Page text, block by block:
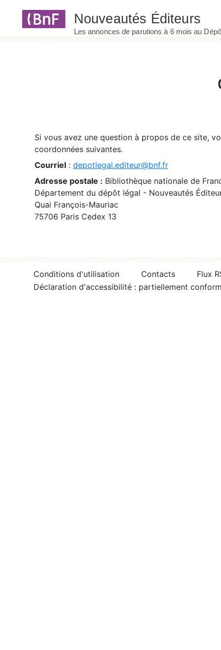
Si vous avez une question à propos de ce site,
coordonnées suivantes.
Courriel : depotlegal.editeur@bnf.fr
Adresse postale : Bibliothèque nationale de
Département du dépôt légal - Nouveautés
Quai François-Mauriac
75706 Paris Cedex 13
Conditions d'utilisation Contacts
Flux
Déclaration d'accessibilité : partiellement